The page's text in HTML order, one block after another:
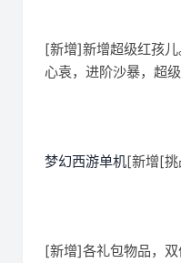
[新增]新增超级红孩
心袁，进阶沙暴，超
梦幻西游单机[新增[挑
[新增]各礼包物品，